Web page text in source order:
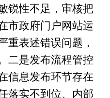
锐性不足，审核把
市政府门户网站运
重表述错误问题，
二是发布流程管控
信息发布环节存在
落实不到位、内部